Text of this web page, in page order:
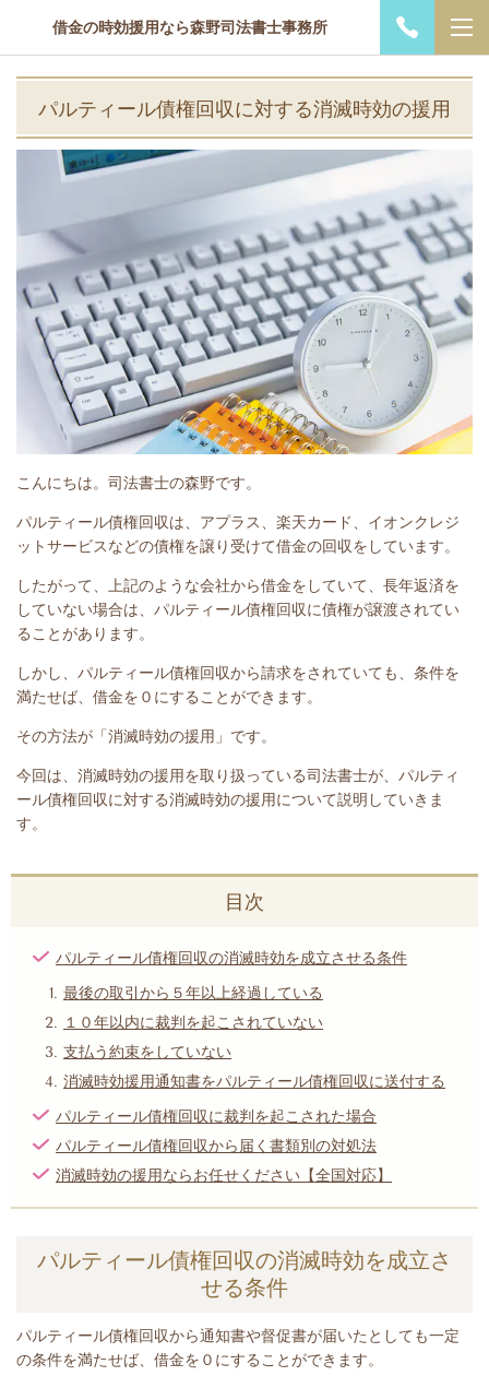
借金の時効援用なら森野司法書士事務所
パルティール債権回収に対する消滅時効の援用
こんにちは。司法書士の森野です。
パルティール債権回収は、アプラス、楽天カード、イオンクレジ
ットサービスなどの債権を譲り受けて借金の回収をしています。
したがって、上記のような会社から借金をしていて、長年返済を
していない場合は、 パルティール債権回収に債権が譲渡されてい
ることがあります。
しかし、 パルティール債権回収から請求をされていても、条件を
満たせば、借金を０にすることができます。
その方法が「消滅時効の援用」です。
今回は、 消滅時効の援用を取り扱っている司法書士が、 パルティ
ール債権回収に対する消滅時効の援用について説明していきま
す。
目次
パルティール債権回収の消滅時効を成立させる条件
最後の取引から５年以上経過している
１０年以内に裁判を起こされていない
支払う約束をしていない
消滅時効援用通知書をパルティール債権回収に送付する
パルティール債権回収に裁判を起こされた場合
パルティール債権回収から届く書類別の対処法
消滅時効の援用ならお任せください【全国対応】
パルティール債権回収の消滅時効を成立さ
せる条件
パルティール債権回収から通知書や督促書が届いたとして も一定
の条件を満たせば、借金を０にすることができます。